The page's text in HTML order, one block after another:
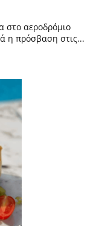
στο αεροδρόμιο
η πρόσβαση στις...